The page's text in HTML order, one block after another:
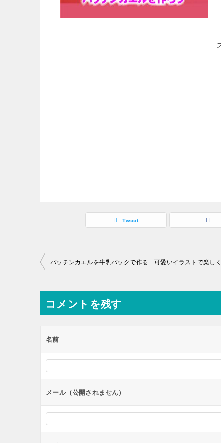
Tweet
投
ナ
ビ
ー
ョ
ン
コメントを残す
名前
メール（公開されません）